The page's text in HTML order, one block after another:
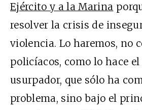
Ejército y a la Marina
resolver la crisis de
violencia. Lo haremos, no
policíacos, como lo hace
usurpador, que sólo ha
problema, sino bajo el